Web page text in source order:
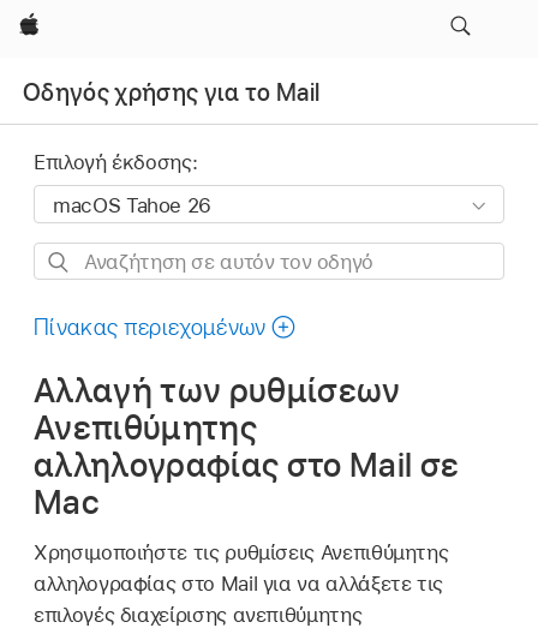
Apple
Οδηγός χρήσης για το Mail
Επιλογή έκδοσης:
Αναζήτηση
αυτόν
οδηγό
Πίνακας περιεχομένων
Αλλαγή των ρυθμίσεων
Ανεπιθύμητης
αλληλογραφίας στο Mail σε
Mac
Χρησιμοποιήστε τις ρυθμίσεις Ανεπιθύμητης
αλληλογραφίας στο Mail για να αλλάξετε τις
επιλογές διαχείρισης ανεπιθύμητης